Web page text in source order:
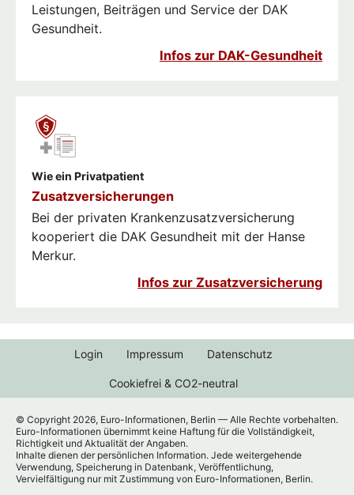
Leistungen, Beiträgen und Service der DAK
Gesundheit.
Infos zur DAK-Gesundheit
Wie ein Privatpatient
Zusatzversicherungen
Bei der privaten Krankenzusatzversicherung
kooperiert die DAK Gesundheit mit der Hanse
Merkur.
Infos zur Zusatzversicherung
Login Impressum Datenschutz
Cookiefrei & CO2-neutral
© Copyright 2026, Euro-Informationen, Berlin — Alle Rechte vorbehalten.
Euro-Informationen übernimmt keine Haftung für die Vollständigkeit,
Richtigkeit und Aktualität der Angaben.
Inhalte dienen der persönlichen Information. Jede weitergehende
Verwendung, Speicherung in Datenbank, Veröffentlichung,
Vervielfältigung nur mit Zustimmung von Euro-Informationen, Berlin.